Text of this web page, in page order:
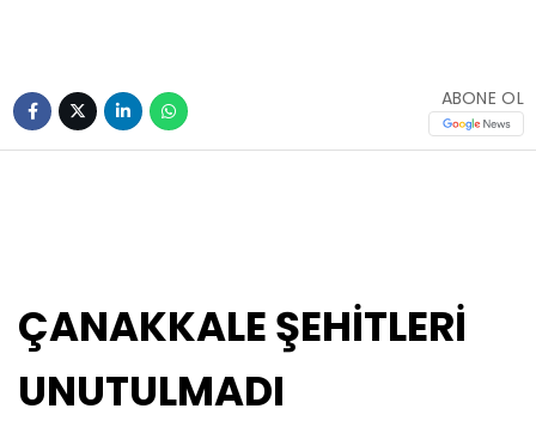
ABONE OL
ÇANAKKALE ŞEHİTLERİ
UNUTULMADI